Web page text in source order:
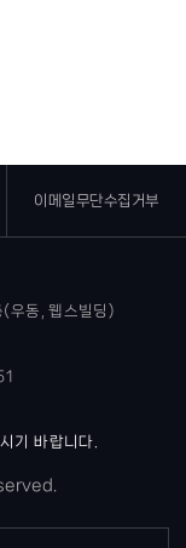
이메일무단수집거부
우동, 웹스빌딩)
기 바랍니다.